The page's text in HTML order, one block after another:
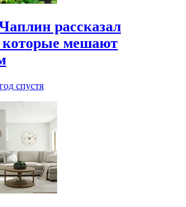
рассказал
которые мешают
спустя